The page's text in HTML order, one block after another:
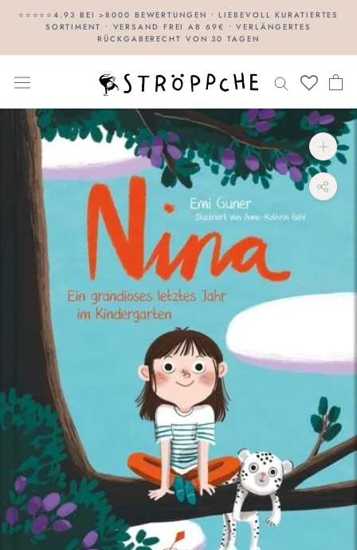
Direkt
Inhalt
⭐⭐⭐⭐⭐4.93 BEI >8000 BEWERTUNGEN • LIEBEVOLL KURATIERTES
SORTIMENT • VERSAND FREI AB 69€ • VERLÄNGERTES
RÜCKGABERECHT VON 30 TAGEN